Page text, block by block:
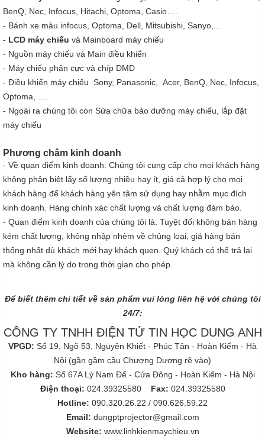
BenQ, Nec, Infocus, Hitachi, Optoma, Casio….
- Bánh xe màu infocus, Optoma, Dell, Mitsubishi, Sanyo,...
- LCD máy chiếu và Mainboard máy chiếu
- Nguồn máy chiếu và Main điều khiển
- Máy chiếu phân cực và chíp DMD
- Điều khiển máy chiếu Sony, Panasonic, Acer, BenQ, Nec, Infocus,
Optoma, ….
- Ngoài ra chúng tôi còn Sửa chữa bảo dưỡng máy chiếu, lắp đặt
máy chiếu
Phương châm kinh doanh
- Về quan điểm kinh doanh: Chúng tôi cung cấp cho mọi khách hàng
không phân biệt lấy số lượng nhiều hay ít, giá cả hợp lý cho mọi
khách hàng để khách hàng yên tâm sử dụng hay nhằm mục đích
kinh doanh. Hàng chính xác chất lượng và chất lượng đảm bảo.
- Quan điểm kinh doanh của chúng tôi là: Tuyệt đối không bán hàng
kém chất lượng, không nhập nhèm về chủng loại, giá hàng bán
thống nhất dù khách mới hay khách quen. Quý khách có thể trả lại
mà không cần lý do trong thời gian cho phép.
Để biết thêm chi tiết về sản phẩm vui lòng liên hệ với chúng tôi
24/7:
CÔNG TY TNHH ĐIỆN TỬ TIN HỌC DUNG ANH
VPGD: Số 19, Ngõ 53, Nguyên Khiết - Phúc Tân - Hoàn Kiếm - Hà
Nội (gần gầm cầu Chương Dương rẽ vào)
Kho hàng: Số 67A Lý Nam Đế - Cửa Đông - Hoàn Kiếm - Hà Nội
Điện thoại: 024.39325580 Fax: 024.39325580
Hotline: 090.320.26.22 / 090.626.59.22
Email: dungptprojector@gmail.com
Website: www.linhkienmaychieu.vn